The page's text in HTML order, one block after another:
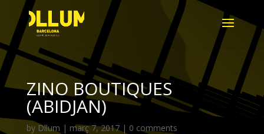
ZINO BOUTIQUES
(ABIDJAN)
by Dllum | març 7, 2017| 0 comments